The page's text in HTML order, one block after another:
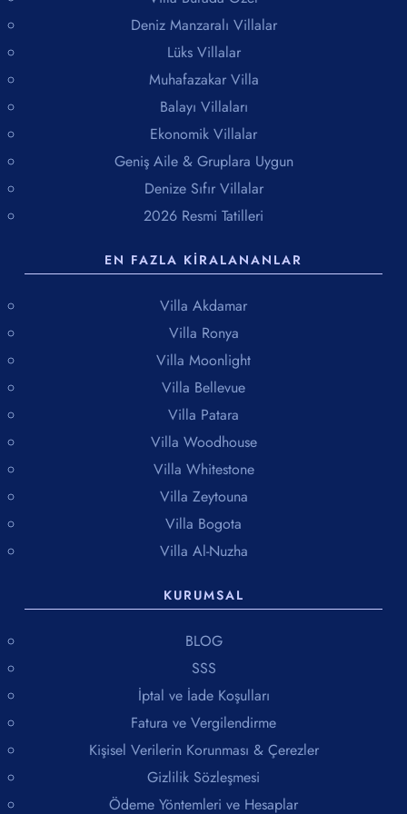
tatil bölgesidir.
Deniz Manzaralı Villalar
Lüks Villalar
Muhafazakar Villa
Balayı Villaları
Ekonomik Villalar
Geniş Aile & Gruplara Uygun
Denize Sıfır Villalar
2026 Resmi Tatilleri
EN FAZLA KIRALANANLAR
Villa Akdamar
Villa Ronya
Villa Moonlight
Villa Bellevue
Villa Patara
Villa Woodhouse
Villa Whitestone
Villa Zeytouna
Villa Bogota
Villa Al-Nuzha
KURUMSAL
BLOG
SSS
İptal ve İade Koşulları
Fatura ve Vergilendirme
Kişisel Verilerin Korunması & Çerezler
Gizlilik Sözleşmesi
Ödeme Yöntemleri ve Hesaplar